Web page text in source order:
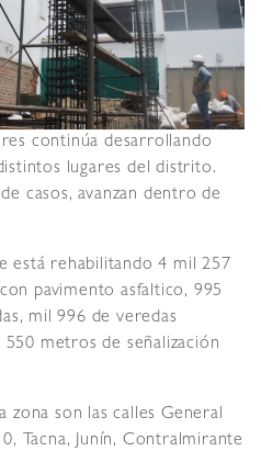
continúa desarrollando
lugares del distrito.
casos, avanzan dentro de
está rehabilitando 4 mil 257
pavimento asfaltico, 995
mil 996 de veredas
metros de señalización
zona son las calles General
Tacna, Junín, Contralmirante